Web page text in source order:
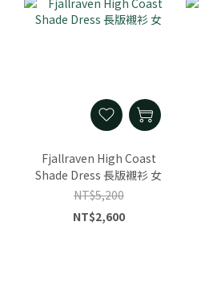
Fjallraven High Coast
Shade Dress 長版襯衫 女
NT$5,200
NT$2,600